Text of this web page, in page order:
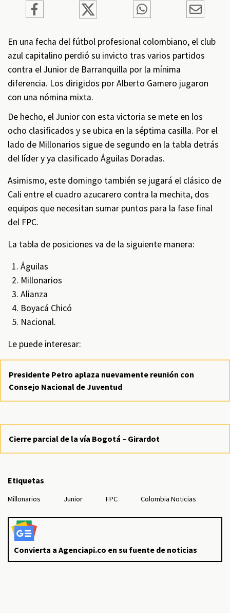
En una fecha del fútbol profesional colombiano, el club
azul capitalino perdió su invicto tras varios partidos
contra el Junior de Barranquilla por la mínima
diferencia. Los dirigidos por Alberto Gamero jugaron
con una nómina mixta.
De hecho, el Junior con esta victoria se mete en los
ocho clasificados y se ubica en la séptima casilla. Por el
lado de Millonarios sigue de segundo en la tabla detrás
del líder y ya clasificado Águilas Doradas.
Asimismo, este domingo también se jugará el clásico de
Cali entre el cuadro azucarero contra la mechita, dos
equipos que necesitan sumar puntos para la fase final
del FPC.
La tabla de posiciones va de la siguiente manera:
Águilas
Millonarios
Alianza
Boyacá Chicó
Nacional.
Le puede interesar:
Presidente Petro aplaza nuevamente reunión con
Consejo Nacional de Juventud
Cierre parcial de la vía Bogotá – Girardot
Etiquetas
Millonarios Junior FPC Colombia Noticias
Convierta a Agenciapi.co en su fuente de noticias